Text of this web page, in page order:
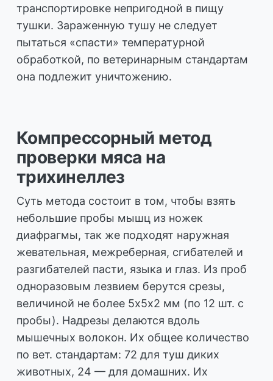
транспортировке непригодной в пищу
тушки. Зараженную тушу не следует
пытаться «спасти» температурной
обработкой, по ветеринарным стандартам
она подлежит уничтожению.
Компрессорный метод
проверки мяса на
трихинеллез
Суть метода состоит в том, чтобы взять
небольшие пробы мышц из ножек
диафрагмы, так же подходят наружная
жевательная, межреберная, сгибателей и
разгибателей пасти, языка и глаз. Из проб
одноразовым лезвием берутся срезы,
величиной не более 5х5х2 мм (по 12 шт. с
пробы). Надрезы делаются вдоль
мышечных волокон. Их общее количество
по вет. стандартам: 72 для туш диких
животных, 24 — для домашних. Их